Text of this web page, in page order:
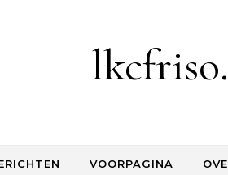
VOORPAGINA